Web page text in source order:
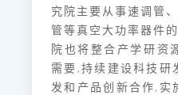
究院主要从事速调管、
管等真空大功率器件
院也将整合产学研资
需要,持续建设科技研
发和产品创新合作,实